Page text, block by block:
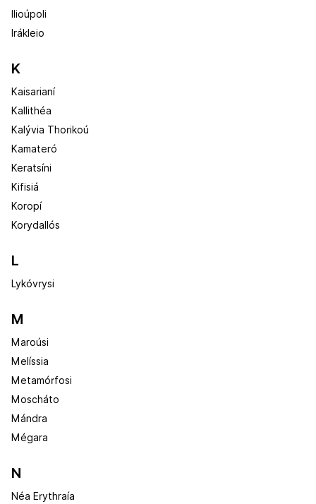
Ilioúpoli
Irákleio
K
Kaisarianí
Kallithéa
Kalývia Thorikoú
Kamateró
Keratsíni
Kifisiá
Koropí
Korydallós
L
Lykóvrysi
M
Maroúsi
Melíssia
Metamórfosi
Moscháto
Mándra
Mégara
N
Néa Erythraía